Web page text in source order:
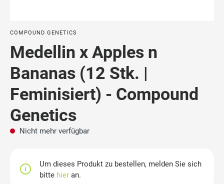
Medellin x Apples n
Bananas (12 Stk. |
Feminisiert) - Compound
Genetics
COMPOUND GENETICS
Nicht mehr verfügbar
Um dieses Produkt zu bestellen, melden Sie sich
bitte hier an.